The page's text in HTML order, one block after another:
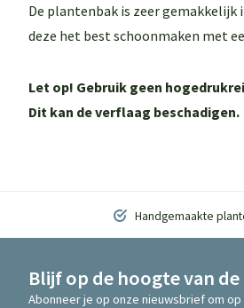
De plantenbak is zeer gemakkelijk
deze het best schoonmaken met
Let op! Gebruik geen
Dit kan de verflaag beschadigen.
Handgemaakte
Blijf op de hoogte van
Abonneer je op onze nieuwsbrief om